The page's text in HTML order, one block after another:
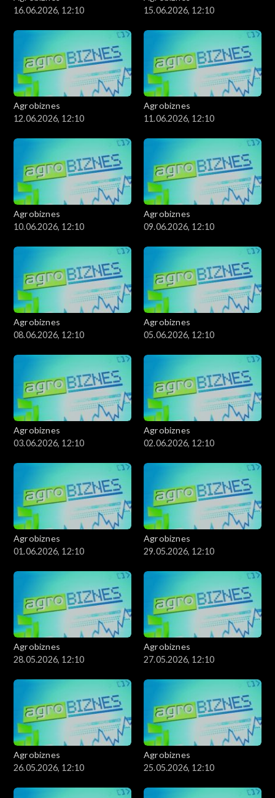
16.06.2026, 12:10
15.06.2026, 12:10
Agrobiznes
12.06.2026, 12:10
Agrobiznes
11.06.2026, 12:10
Agrobiznes
10.06.2026, 12:10
Agrobiznes
09.06.2026, 12:10
Agrobiznes
08.06.2026, 12:10
Agrobiznes
05.06.2026, 12:10
Agrobiznes
03.06.2026, 12:10
Agrobiznes
02.06.2026, 12:10
Agrobiznes
01.06.2026, 12:10
Agrobiznes
29.05.2026, 12:10
Agrobiznes
28.05.2026, 12:10
Agrobiznes
27.05.2026, 12:10
Agrobiznes
26.05.2026, 12:10
Agrobiznes
25.05.2026, 12:10